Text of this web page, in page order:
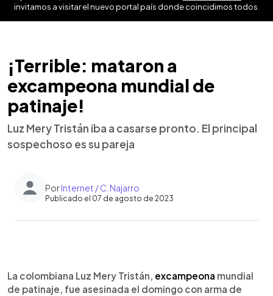
invitamos a visitar el nuevo portal país donde coincidimos todos.
¡Terrible: mataron a
excampeona mundial de
patinaje!
Luz Mery Tristán iba a casarse pronto. El principal
sospechoso es su pareja
PorInternet / C. Najarro
Publicado el 07 de agosto de 2023
Escuchar artículo
La colombiana Luz Mery Tristán, excampeona mundial
de patinaje, fue asesinada el domingo con arma de